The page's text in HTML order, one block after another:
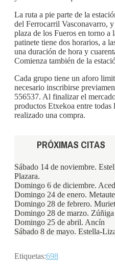
La ruta a pie parte de la
del Ferrocarril Vasconavarro,
plaza de los Fueros en torno a
patinete tiene dos horarios, a
una duración de hora y
Comienza también de la
Cada grupo tiene un aforo
necesario inscribirse
556537. Al finalizar el
productos Etxekoa entre todas
realizado una compra.
PRÓXIMAS CITAS
Sábado 14 de noviembre.
Plazara.
Domingo 6 de diciembre.
Domingo 24 de enero.
Domingo 28 de febrero.
Domingo 28 de marzo. Zúñiga
Domingo 25 de abril. Ancín
Sábado 8 de mayo. Estella-
Etiquetas:698